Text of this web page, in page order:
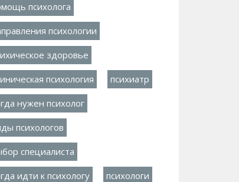
психолога
психологии
здоровье
психология психиатр
нужен психолог
психологов
специалиста
идти к психологу психологи